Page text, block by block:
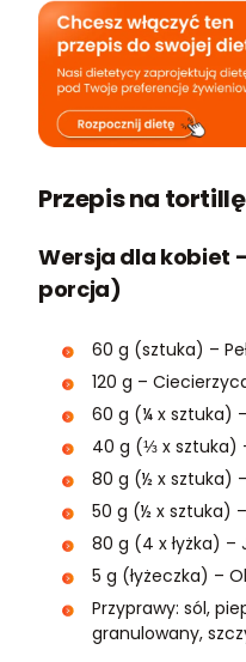
Przepis na
Wersja dla kobiet
porcja)
60 g (sztuka) –
120 g –
60 g (¼ x sztuka)
40 g (⅓ x sztuka)
80 g (½ x sztuka)
50 g (½ x sztuka)
80 g (4 x łyżka)
5 g (łyżeczka) –
Przyprawy: sól,
granulowany,